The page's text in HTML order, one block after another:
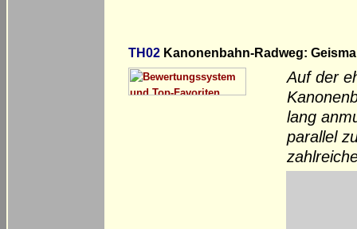
TH02 Kanonenbahn-Radweg:
Auf der
lang
parallel